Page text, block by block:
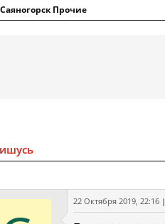
Саяногорск Прочие
22 Октября 2019, 22:16 |